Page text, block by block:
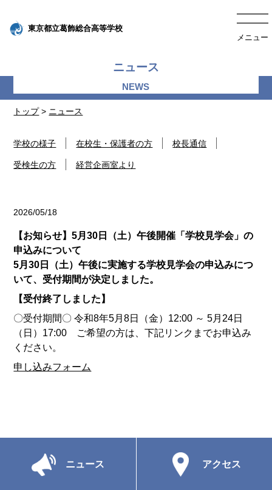
東京都立葛飾総合高等学校
メニュー
トップ> ニュース
ニュース
学校の様子 在校生・保護者の方 校長通信
受検生の方 経営企画室より
2026/05/18
【お知らせ】5月30日（土）午後開催「学校見学会」の
申込みについて
5月30日（土）午後に実施する学校見学会の申込みにつ
いて、受付期間が決定しました。
【受付終了しました】
〇受付期間〇 令和8年5月8日（金）12:00 ～ 5月24日
（日）17:00 ご希望の方は、下記リンクまでお申込み
ください。
申し込みフォーム
ニュース アクセス